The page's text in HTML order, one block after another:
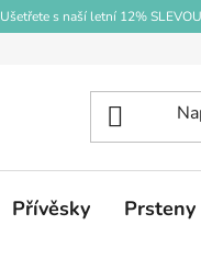
Ušetřete s naší letní 12%
Přívěsky Prsteny